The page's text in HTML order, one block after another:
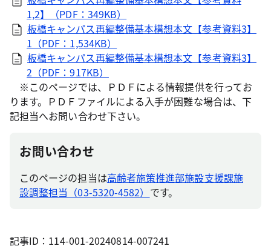
1,2】（PDF：349KB）
板橋キャンパス再編整備基本構想本文【参考資料3】
1（PDF：1,534KB）
板橋キャンパス再編整備基本構想本文【参考資料3】
2（PDF：917KB）
※このページでは、ＰＤＦによる情報提供を行ってお
ります。ＰＤＦファイルによる入手が困難な場合は、下
記担当へお問い合わせ下さい。
お問い合わせ
このページの担当は高齢者施策推進部施設支援課施
設調整担当（03-5320-4582） です。
記事ID：114-001-20240814-007241